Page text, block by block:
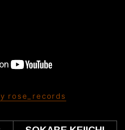
rose_records